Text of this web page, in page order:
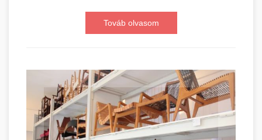
Továb olvasom